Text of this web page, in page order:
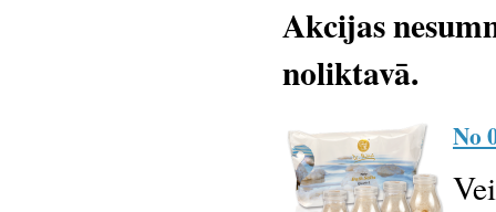
Akcijas
noliktavā.
No